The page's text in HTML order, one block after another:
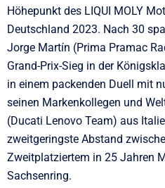
Höhepunkt des LIQUI MOLY
Deutschland 2023. Nach 30
Jorge Martín (Prima Pramac
Grand-Prix-Sieg in der
in einem packenden Duell mit
seinen Markenkollegen und
(Ducati Lenovo Team) aus
zweitgeringste Abstand
Zweitplatziertem in 25 Jahren
Sachsenring.